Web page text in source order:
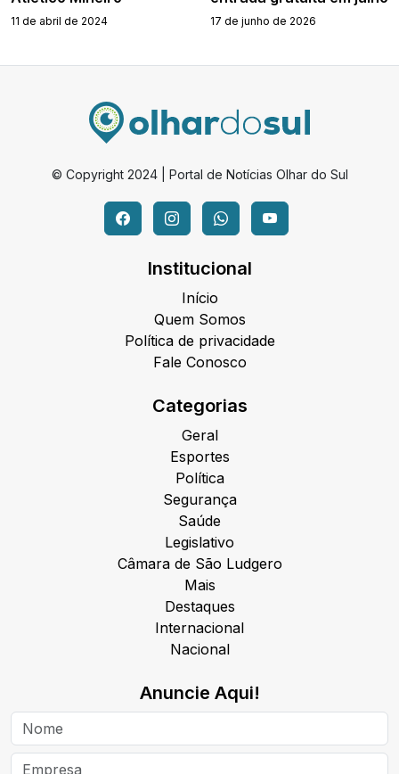
11 de abril de 2024 17 de junho de 2026
© Copyright 2024 | Portal de Notícias Olhar do Sul
Institucional
Início
Quem Somos
Política de privacidade
Fale Conosco
Categorias
Geral
Esportes
Política
Segurança
Saúde
Legislativo
Câmara de São Ludgero
Mais
Destaques
Internacional
Nacional
Anuncie Aqui!